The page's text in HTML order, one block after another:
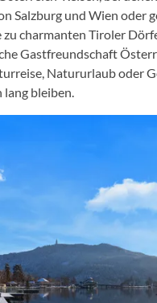
Salzburg und Wien oder
charmanten Tiroler
Gastfreundschaft
Natururlaub oder
lang bleiben.